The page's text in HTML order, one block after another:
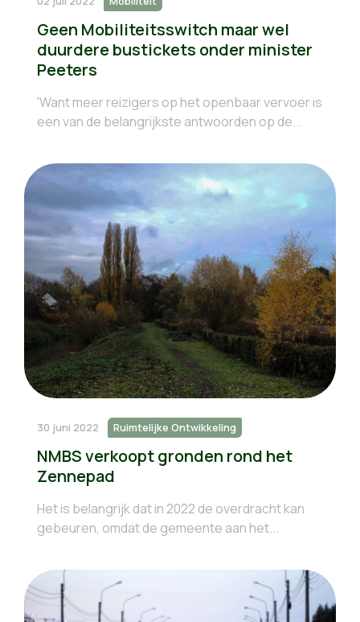
Geen Mobiliteitsswitch maar wel
duurdere bustickets onder minister
Peeters
'Want meer reizigers op het openbaar vervoer is
een van de belangrijkste antwoorden op de...
30 juni 2022 Ruimtelijke Ontwikkeling
NMBS verkoopt gronden rond het
Zennepad
Het is belangrijk dat in 2022 de overdracht kan
gebeuren, omdat de gemeente aan het...